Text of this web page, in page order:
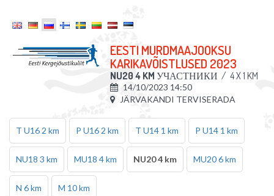
EESTI MURDMAAJOOKSU
KARIKAVÕISTLUSED 2023
NU20 4 KM УЧАСТНИКИ / 4 X 1 KM
14/10/2023 14:50
JÄRVAKANDI TERVISERADA
T U16 2 km P U16 2 km T U14 1 km P U14 1 km
NU18 3 km MU18 4 km NU20 4 km MU20 6 km
N 6 km M 10 km